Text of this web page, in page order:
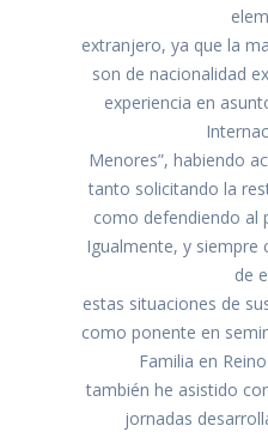
extranjero, ya que la
son de nacionalidad
experiencia en
Menores”, habiendo
tanto solicitando la
como defendiendo al
Igualmente, y siempre
de
estas situaciones de
como ponente en
Familia en
también he asistido
jornadas